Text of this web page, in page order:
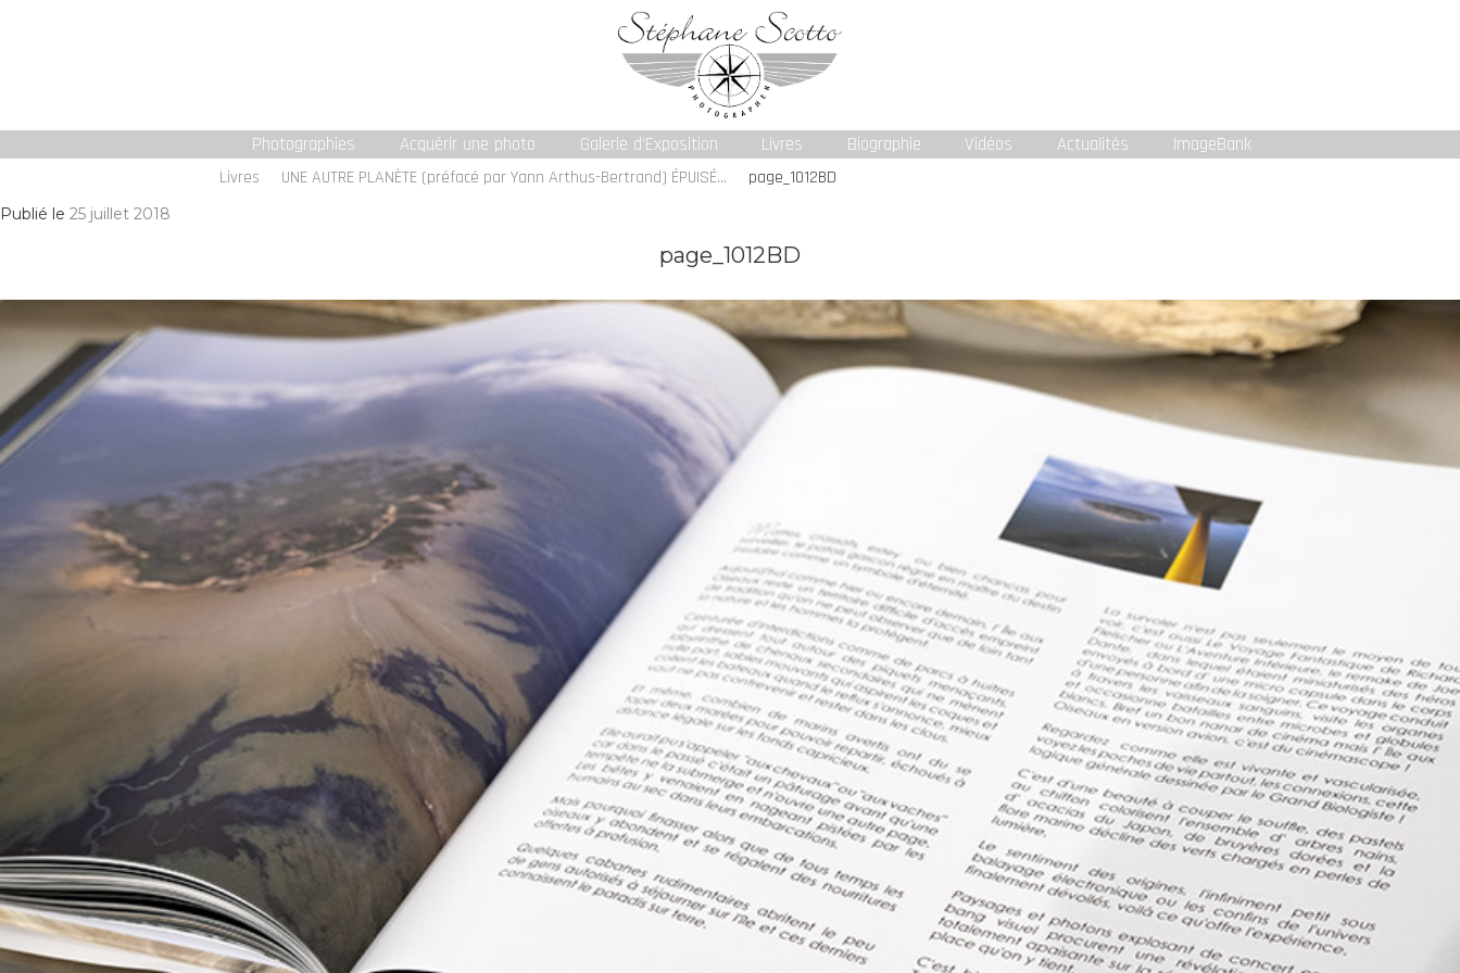
Photographies Acquérir une photo Galerie d’Exposition Livres Biographie Vidéos Actualités ImageBank
Livres UNE AUTRE PLANÈTE (préfacé par Yann Arthus-Bertrand) ÉPUISÉ… page_1012BD
Publié le 25 juillet 2018
page_1012BD